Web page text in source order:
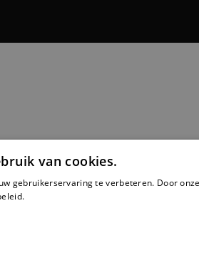
van cookies.
gebruikerservaring te verbeteren. Door